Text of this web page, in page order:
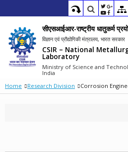
सीएसआईआर-राष्ट्रीय धातुकर्म
विज्ञान एवं प्रौद्योगिकी मंत्रालय, भारत सरकार
CSIR – National
Laboratory
Ministry of Science and
India
Home
Research Division Corrosion